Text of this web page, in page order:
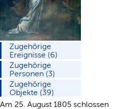
Zugehörige
Ereignisse (6)
Zugehörige
Personen (3)
Zugehörige
Objekte (39)
Am 25. August 1805 schlossen